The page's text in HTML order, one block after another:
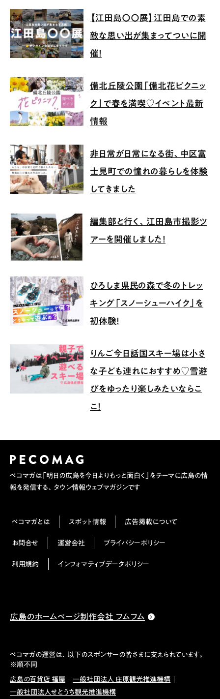
【江田島〇〇展】江田島での素
敵な思い出が集まってついに開
催！
備北丘陵公園「備北花ピクニッ
ク」で春を満喫♡イベント最新
情報
非日常が日常になる街、中区富
士見町での憧れの暮らしを体験
してきました
編集部と行く、江田島市撮影ツ
アーを開催しました！
ひろしま県民の森で冬のトレッ
キング「スノーシューハイク」を
初体験！
りんご今日話国スキー場は小さ
な子ども連れにおすすめ♡雪遊
びをゆったり楽しみたいならこ
こ！
ペコマガは「明日の広島を今日よりもっと面白く」をテーマに広島の情
報を発信する、タウン情報ウェブマガジンです
ペコマガとは スポット情報 広告掲載について
お問合せ 運営会社 プライバシーポリシー
利用規約 インフォマティブデータポリシー
広島のホームページ制作会社 フムフム
ペコマガの運営は、以下のスポンサーの皆さまに支えられています。
※順不同
広島の百貨店 福屋
一般社団法人 庄原観光推進機構
一般社団法人せとうち観光推進機構